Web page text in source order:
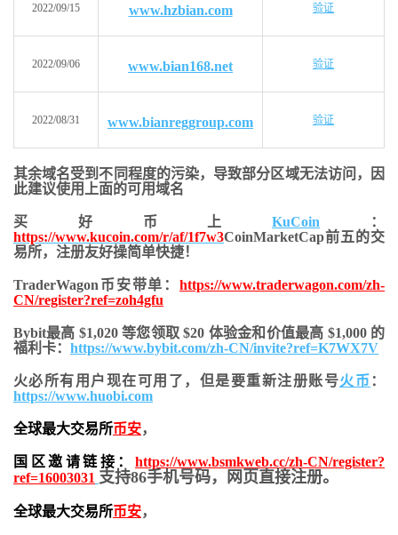
2022/09/15 www.hzbian.com 验证
2022/09/06 www.bian168.net 验证
2022/08/31 www.bianreggroup.com 验证
其余域名受到不同程度的污染，导致部分区域无法访问，
因
此建议使用上面的可用域名
买好币上KuCoin ：
https://www.kucoin.com/r/af/1f7w3CoinMarketCap前五的交
易所，注册友好操简单快捷！
TraderWagon币安带单： https://www.traderwagon.com/zh-
CN/register?ref=zoh4gfu
Bybit最高 $1,020 等您领取 $20 体验金和价值最高 $1,000 的
福利卡： https://www.bybit.com/zh-CN/invite?ref=K7WX7V
火必所有用户现在可用了，但是要重新注册账号火币 ：
https://www.huobi.com
全球最大交易所币安，
国区邀请链接： https://www.bsmkweb.cc/zh-CN/register?
ref=16003031 支持86手机号码，网页直接注册。
全球最大交易所币安，